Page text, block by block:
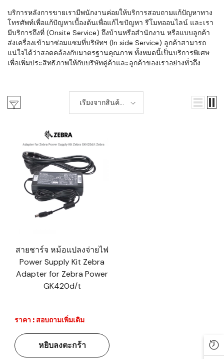
บริการหลังการขายเรามีพนักงานค่อยให้บริการสอบถามแก้ปัญหาทาง
โทรศัพท์เพื่อแก้ปัญหาเบื้องต้นเพื่อแก้ไขปัญหา รีโมทออนไลน์ และเรา
มีบริการถึงที่ (Onsite Service) ถึงบ้านหรือสำนักงาน หรือแบบลูกค้า
ส่งเครื่องเข้ามาซ่อมแซมที่บริษัทฯ (In side Service) ลูกค้าสามารถ
แน่ใจได้ว่าสอดคล้องกับมาตรฐานคุณภาพ ทั้งหมดนี้เป็นบริการพิเศษ
เพื่อเพิ่มประสิทธิภาพให้กับบริษัทคู่ค้าและลูกค้าของเราอย่างทั่วถึง
เรียงจากสินค้า
ใหม่-เก่า
สายชาร์จ หม้อแปลงจ่ายไฟ
Power Supply Kit Zebra
Adapter for Zebra Power
GK420d/t
ราคา : สอบถามเพิ่มเติม
หยิบลงตะกร้า